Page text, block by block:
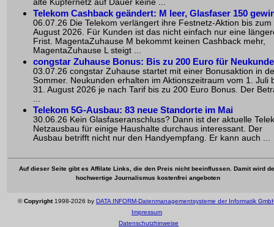
alte Kupfernetz auf Dauer keine ...
Telekom Cashback geändert: M leer, Glasfaser 150
06.07.26 Die Telekom verlängert ihre Festnetz-Aktion bis zum
August 2026. Für Kunden ist das nicht einfach nur eine
Frist. MagentaZuhause M bekommt keinen Cashback mehr,
MagentaZuhause L steigt ...
congstar Zuhause Bonus: Bis zu 200 Euro für
03.07.26 congstar Zuhause startet mit einer Bonusaktion in
Sommer. Neukunden erhalten im Aktionszeitraum vom 1. Juli
31. August 2026 je nach Tarif bis zu 200 Euro Bonus. Der
Telekom 5G-Ausbau: 83 neue Standorte im Mai
30.06.26 Kein Glasfaseranschluss? Dann ist der aktuelle
Netzausbau für einige Haushalte durchaus interessant. Der
Ausbau betrifft nicht nur den Handyempfang. Er kann auch ...
Auf dieser Seite gibt es Affilate Links, die den Preis nicht beeinflussen. Damit wird
hochwertige Journalismus kostenfrei angeboten
©Copyright1998-2026 by DATA INFORM-Datenmanagementsysteme der Informatik
Impressum
Datenschutzhinweise